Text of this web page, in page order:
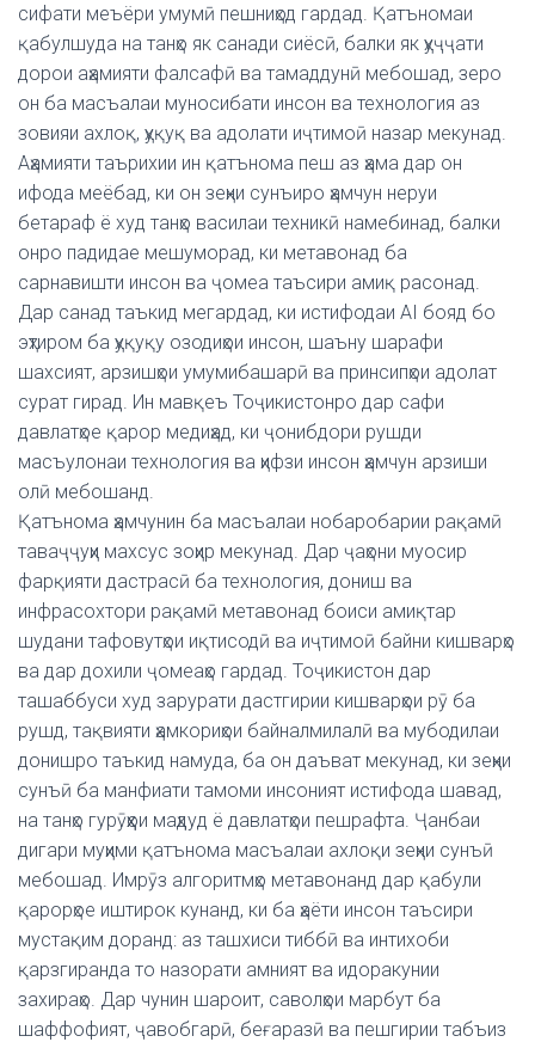
сифати меъёри умумӣ пешниҳод гардад. Қатъномаи
қабулшуда на танҳо як санади сиёсӣ, балки як ҳуҷҷати
дорои аҳамияти фалсафӣ ва тамаддунӣ мебошад, зеро
он ба масъалаи муносибати инсон ва технология аз
зовияи ахлоқ, ҳуқуқ ва адолати иҷтимоӣ назар мекунад.
Аҳамияти таърихии ин қатънома пеш аз ҳама дар он
ифода меёбад, ки он зеҳни сунъиро ҳамчун неруи
бетараф ё худ танҳо василаи техникӣ намебинад, балки
онро падидае мешуморад, ки метавонад ба
сарнавишти инсон ва ҷомеа таъсири амиқ расонад.
Дар санад таъкид мегардад, ки истифодаи AI бояд бо
эҳтиром ба ҳуқуқу озодиҳои инсон, шаъну шарафи
шахсият, арзишҳои умумибашарӣ ва принсипҳои адолат
сурат гирад. Ин мавқеъ Тоҷикистонро дар сафи
давлатҳое қарор медиҳад, ки ҷонибдори рушди
масъулонаи технология ва ҳифзи инсон ҳамчун арзиши
олӣ мебошанд.
Қатънома ҳамчунин ба масъалаи нобаробарии рақамӣ
таваҷҷуҳи махсус зоҳир мекунад. Дар ҷаҳони муосир
фарқияти дастрасӣ ба технология, дониш ва
инфрасохтори рақамӣ метавонад боиси амиқтар
шудани тафовутҳои иқтисодӣ ва иҷтимоӣ байни кишварҳо
ва дар дохили ҷомеаҳо гардад. Тоҷикистон дар
ташаббуси худ зарурати дастгирии кишварҳои рӯ ба
рушд, тақвияти ҳамкориҳои байналмилалӣ ва мубодилаи
донишро таъкид намуда, ба он даъват мекунад, ки зеҳни
сунъӣ ба манфиати тамоми инсоният истифода шавад,
на танҳо гурӯҳҳои маҳдуд ё давлатҳои пешрафта. Ҷанбаи
дигари муҳими қатънома масъалаи ахлоқи зеҳни сунъӣ
мебошад. Имрӯз алгоритмҳо метавонанд дар қабули
қарорҳое иштирок кунанд, ки ба ҳаёти инсон таъсири
мустақим доранд: аз ташхиси тиббӣ ва интихоби
қарзгиранда то назорати амният ва идоракунии
захираҳо. Дар чунин шароит, саволҳои марбут ба
шаффофият, ҷавобгарӣ, беғаразӣ ва пешгирии табъиз